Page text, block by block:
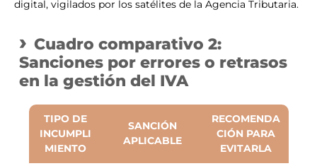
digital, vigilados por los satélites de la Agencia Tributaria.
Cuadro comparativo 2:
Sanciones por errores o retrasos
en la gestión del IVA
TIPO DE
INCUMPLI
MIENTO
SANCIÓN
APLICABLE
RECOMENDA
CIÓN PARA
EVITARLA